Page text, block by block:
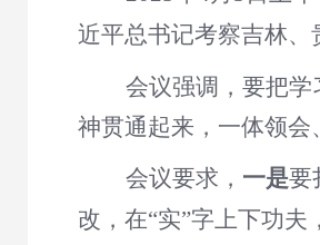
近平总书记考察吉林
会议强调，要把
神贯通起来，一体领会
会议要求， 一是要
改，在“实”字上下功